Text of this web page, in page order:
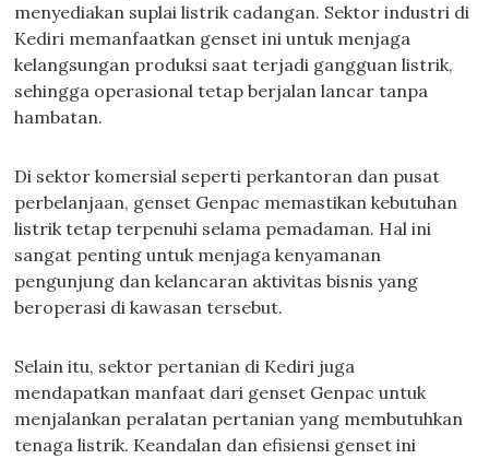
menyediakan suplai listrik cadangan. Sektor industri di
Kediri memanfaatkan genset ini untuk menjaga
kelangsungan produksi saat terjadi gangguan listrik,
sehingga operasional tetap berjalan lancar tanpa
hambatan.
Di sektor komersial seperti perkantoran dan pusat
perbelanjaan, genset Genpac memastikan kebutuhan
listrik tetap terpenuhi selama pemadaman. Hal ini
sangat penting untuk menjaga kenyamanan
pengunjung dan kelancaran aktivitas bisnis yang
beroperasi di kawasan tersebut.
Selain itu, sektor pertanian di Kediri juga
mendapatkan manfaat dari genset Genpac untuk
menjalankan peralatan pertanian yang membutuhkan
tenaga listrik. Keandalan dan efisiensi genset ini